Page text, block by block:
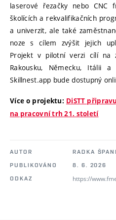
laserové řezačky nebo CNC
školících a rekvalifikačních
a univerzit, ale také
noze s cílem zvýšit jejich
Projekt v pilotní verzi cílí na
Rakousku, Německu, Itálii
Skillnest.app bude dostupný
Více o projektu: DiSTT
na pracovní trh 21. století
AUTOR
RADKA
PUBLIKOVÁNO
8. 6. 2026
ODKAZ
https://